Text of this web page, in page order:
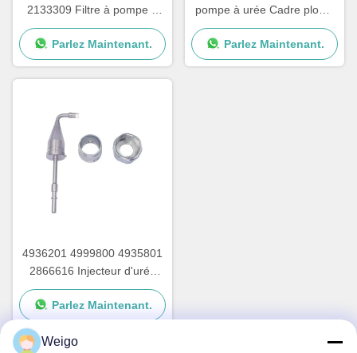
2133309 Filtre à pompe à
urée pour les pièces de
réparation de pompes
Adblue
Parlez Maintenant.
pompe à urée Cadre plomb
pour carte de circuit de
pompe à urée
Parlez Maintenant.
4936201 4999800 4935801
2866616 Injecteur d'urée
avec écrous pour pompe à
urée Cummins
Parlez Maintenant.
Weigo